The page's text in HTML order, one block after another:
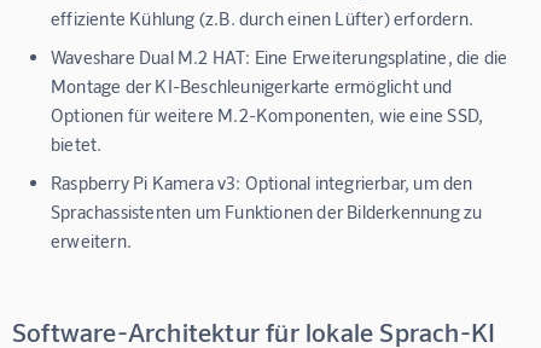
effiziente Kühlung (z.B. durch einen Lüfter) erfordern.
Waveshare Dual M.2 HAT: Eine Erweiterungsplatine, die die
Montage der KI-Beschleunigerkarte ermöglicht und
Optionen für weitere M.2-Komponenten, wie eine SSD,
bietet.
Raspberry Pi Kamera v3: Optional integrierbar, um den
Sprachassistenten um Funktionen der Bilderkennung zu
erweitern.
Software-Architektur für lokale Sprach-KI